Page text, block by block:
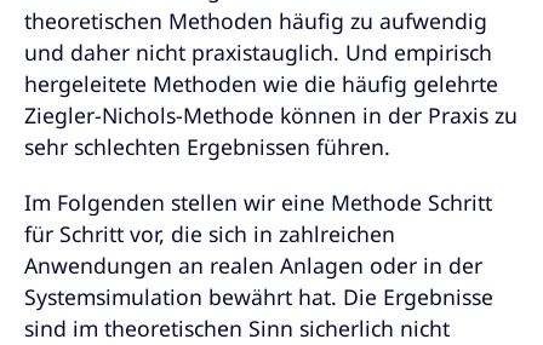
theoretischen Methoden häufig zu aufwendig
und daher nicht praxistauglich. Und empirisch
hergeleitete Methoden wie die häufig gelehrte
Ziegler-Nichols-Methode können in der Praxis zu
sehr schlechten Ergebnissen führen.
Im Folgenden stellen wir eine Methode Schritt
für Schritt vor, die sich in zahlreichen
Anwendungen an realen Anlagen oder in der
Systemsimulation bewährt hat. Die Ergebnisse
sind im theoretischen Sinn sicherlich nicht